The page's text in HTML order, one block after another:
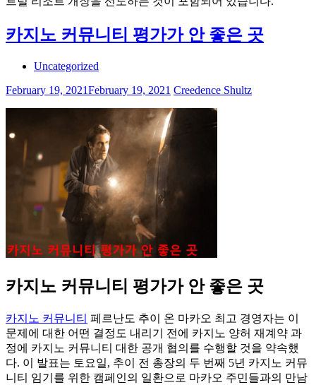
카지노 커뮤니티 평가가 안 좋은 곳
Uncategorized
February 19, 2021February 19, 2021 Creedence Shultz
카지노 커뮤니티 평가가 안 좋은 곳
카지노 커뮤니티 페르난도 추이 온 마카오 최고 경영자는 이
문제에 대한 어떤 결정도 내리기 전에 카지노 양허 재계약 과
정에 카지노 커뮤니티 대한 공개 협의를 수행할 것을 약속했
다. 이 발표는 토요일, 추이 전 총장의 두 번째 5년 카지노 커뮤
니티 임기를 위한 캠페인의 일환으로 마카오 주민들과의 만남